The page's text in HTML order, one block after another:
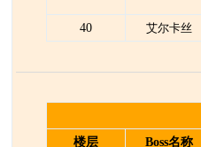
40 艾尔卡丝
楼层 Boss名称